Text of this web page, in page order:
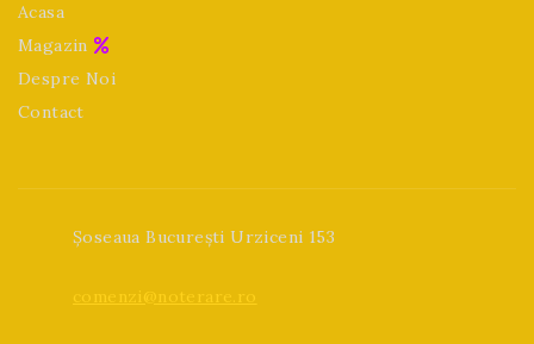
Acasa
Magazin
Despre Noi
Contact
Șoseaua București Urziceni 153
comenzi@noterare.ro